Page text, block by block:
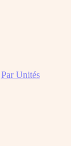
Par Unités